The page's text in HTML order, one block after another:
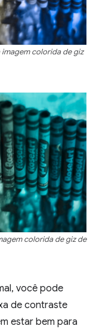
colorida de giz
colorida de giz de
você pode
de contraste
estar bem para